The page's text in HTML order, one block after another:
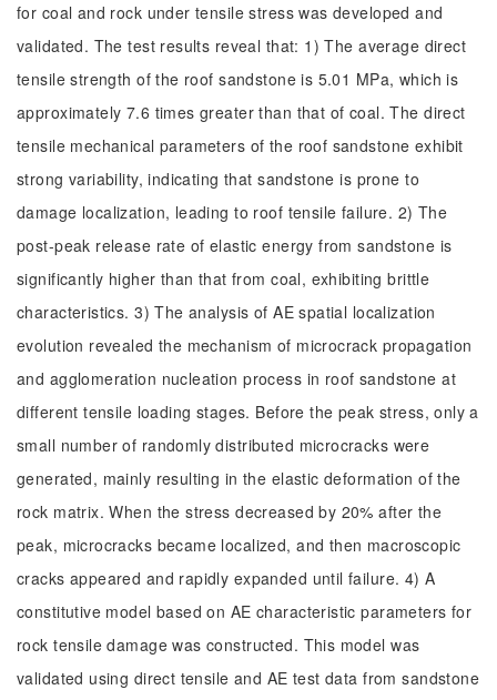
for coal and rock under tensile stress was developed and
validated. The test results reveal that: 1) The average direct
tensile strength of the roof sandstone is 5.01 MPa, which is
approximately 7.6 times greater than that of coal. The direct
tensile mechanical parameters of the roof sandstone exhibit
strong variability, indicating that sandstone is prone to
damage localization, leading to roof tensile failure. 2) The
post-peak release rate of elastic energy from sandstone is
significantly higher than that from coal, exhibiting brittle
characteristics. 3) The analysis of AE spatial localization
evolution revealed the mechanism of microcrack propagation
and agglomeration nucleation process in roof sandstone at
different tensile loading stages. Before the peak stress, only a
small number of randomly distributed microcracks were
generated, mainly resulting in the elastic deformation of the
rock matrix. When the stress decreased by 20% after the
peak, microcracks became localized, and then macroscopic
cracks appeared and rapidly expanded until failure. 4) A
constitutive model based on AE characteristic parameters for
rock tensile damage was constructed. This model was
validated using direct tensile and AE test data from sandstone